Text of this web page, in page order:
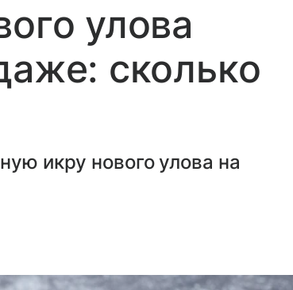
улова
сколько
икру нового улова на